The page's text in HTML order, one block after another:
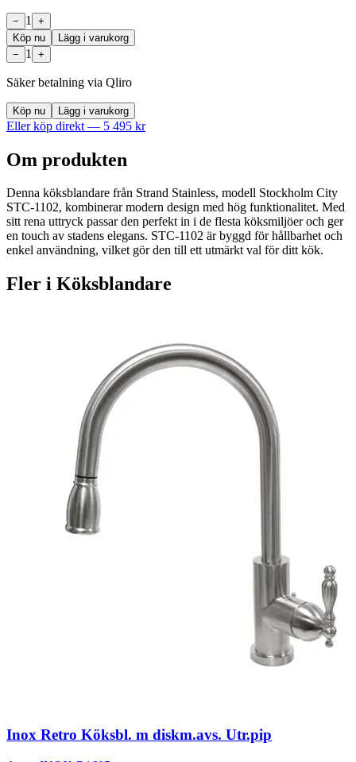
− 1
+
Köp nu
Lägg i varukorg
−
1 +
Säker betalning via Qliro
Köp nu Lägg i varukorg
Eller köp direkt — 5 495 kr
Om produkten
Denna köksblandare från Strand Stainless, modell Stockholm City
STC-1102, kombinerar modern design med hög funktionalitet. Med
sitt rena uttryck passar den perfekt in i de flesta köksmiljöer och ger
en touch av stadens elegans. STC-1102 är byggd för hållbarhet och
enkel användning, vilket gör den till ett utmärkt val för ditt kök.
Fler i Köksblandare
Inox Retro Köksbl. m diskm.avs. Utr.pip